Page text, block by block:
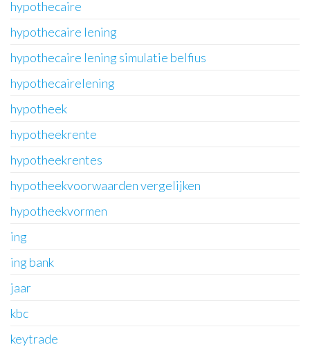
hypothecaire
hypothecaire lening
hypothecaire lening simulatie belfius
hypothecairelening
hypotheek
hypotheekrente
hypotheekrentes
hypotheekvoorwaarden vergelijken
hypotheekvormen
ing
ing bank
jaar
kbc
keytrade